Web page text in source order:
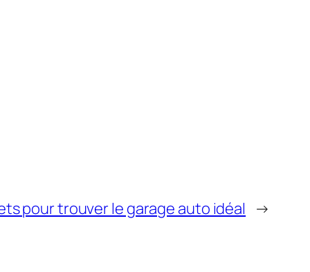
pour trouver le garage auto idéal →